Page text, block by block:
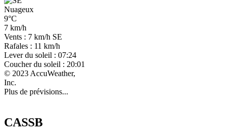
Nuageux
9°C
7 km/h
Vents : 7 km/h SE
Rafales : 11 km/h
Lever du soleil : 07:24
Coucher du soleil : 20:01
© 2023 AccuWeather,
Inc.
Plus de prévisions...
CASSB